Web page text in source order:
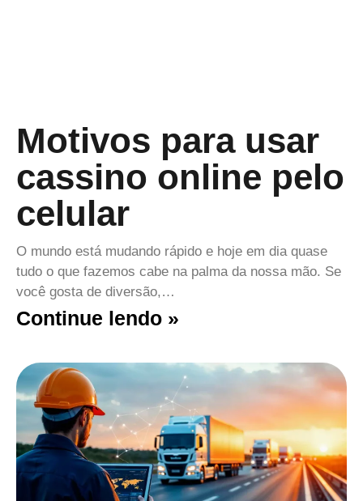
Motivos para usar
cassino online pelo
celular
O mundo está mudando rápido e hoje em dia quase
tudo o que fazemos cabe na palma da nossa mão. Se
você gosta de diversão,…
Continue lendo »